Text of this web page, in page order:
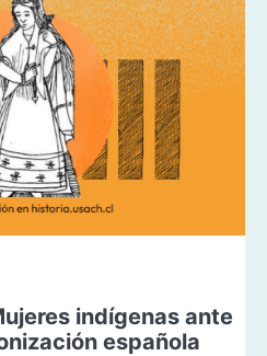
indígenas ante
española